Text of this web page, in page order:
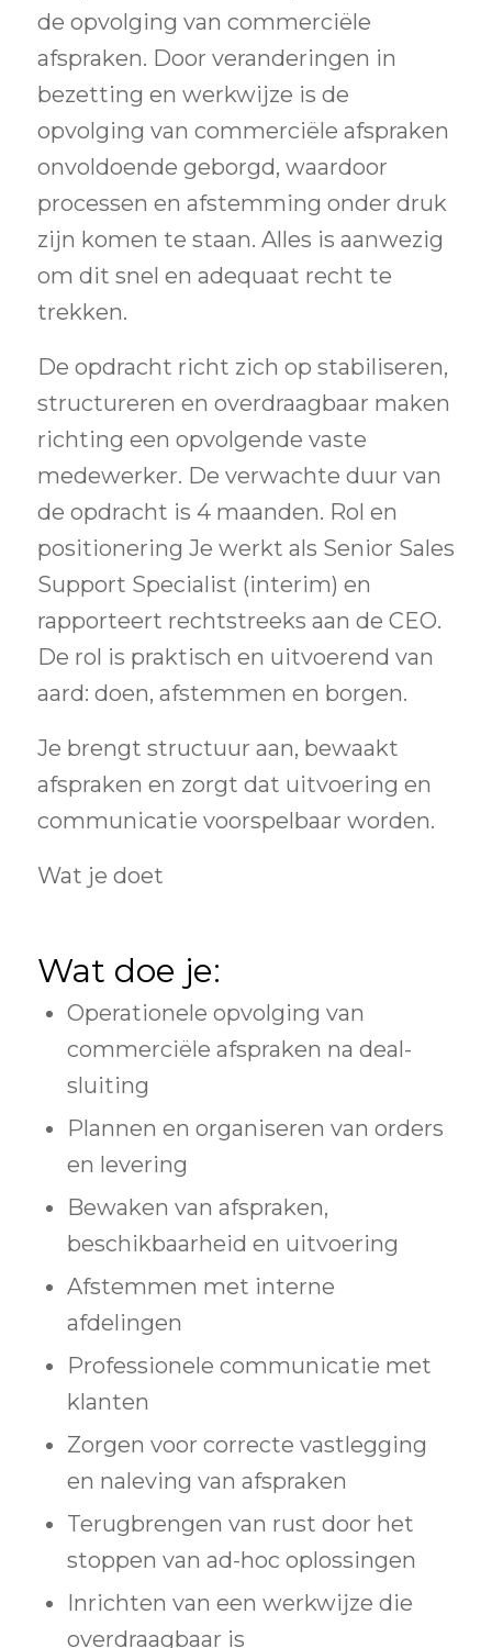
de opvolging van commerciële
afspraken. Door veranderingen in
bezetting en werkwijze is de
opvolging van commerciële afspraken
onvoldoende geborgd, waardoor
processen en afstemming onder druk
zijn komen te staan. Alles is aanwezig
om dit snel en adequaat recht te
trekken.
De opdracht richt zich op stabiliseren,
structureren en overdraagbaar maken
richting een opvolgende vaste
medewerker. De verwachte duur van
de opdracht is 4 maanden. Rol en
positionering Je werkt als Senior Sales
Support Specialist (interim) en
rapporteert rechtstreeks aan de CEO.
De rol is praktisch en uitvoerend van
aard: doen, afstemmen en borgen.
Je brengt structuur aan, bewaakt
afspraken en zorgt dat uitvoering en
communicatie voorspelbaar worden.
Wat je doet
Wat doe je:
Operationele opvolging van
commerciële afspraken na deal-
sluiting
Plannen en organiseren van orders
en levering
Bewaken van afspraken,
beschikbaarheid en uitvoering
Afstemmen met interne
afdelingen
Professionele communicatie met
klanten
Zorgen voor correcte vastlegging
en naleving van afspraken
Terugbrengen van rust door het
stoppen van ad-hoc oplossingen
Inrichten van een werkwijze die
overdraagbaar is